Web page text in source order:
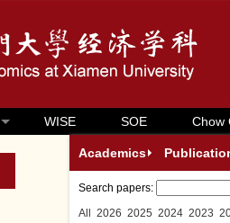
WISE SOE Chow
Academics
Search papers:
All
2026 2025 2024 2023